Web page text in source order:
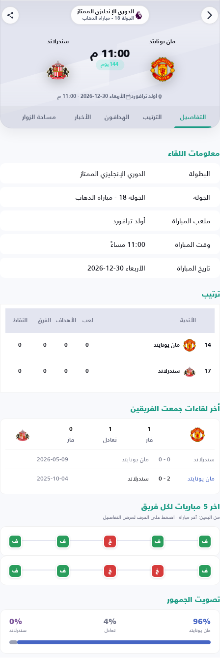
الدوري الإنجليزي الممتاز
الجولة 18 - مباراة الذهاب
مان يونايتد
11:00 م
144 يوم
سندرلاند
أولد ترافورد الأربعاء 30-12-2026 · 11:00 م
التفاصيل الترتيب الهدافون الأخبار مساحة الزوار
معلومات اللقاء
البطولة
الدوري الإنجليزي الممتاز
الجولة
الجولة 18 - مباراة الذهاب
ملعب المباراة
أولد ترافورد
وقت المباراة
11:00 مساءً
تاريخ المباراة
الأربعاء 30-12-2026
ترتيب
الأندية لعب الأهداف الفرق النقاط
14 مان يونايتد 0
0
0
0
17 سندرلاند 0
0
0
0
أخر لقاءات جمعت الفريقين
1
فاز
1
تعادل
0
فاز
سندرلاند 0 - 0 مان يونايتد
2026-05-09
مان يونايتد
2 - 0 سندرلاند 2025-10-04
اخر 5 مباريات لكل فريق
من اليمين: آخر مباراة · اضغط على الحرف لعرض التفاصيل
ف ف خ ف ف
ف خ خ ف ف
تصويت الجمهور
96%
مان يونايتد
4%
تعادل
0%
سندرلاند